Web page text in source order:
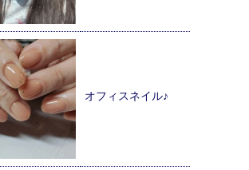
オフィスネイル♪